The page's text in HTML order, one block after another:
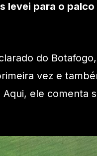
levei para o
do
vez e
ele comenta